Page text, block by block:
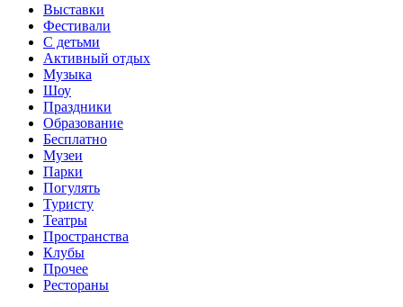
Выставки
Фестивали
С детьми
Активный отдых
Музыка
Шоу
Праздники
Образование
Бесплатно
Музеи
Парки
Погулять
Туристу
Театры
Пространства
Клубы
Прочее
Рестораны